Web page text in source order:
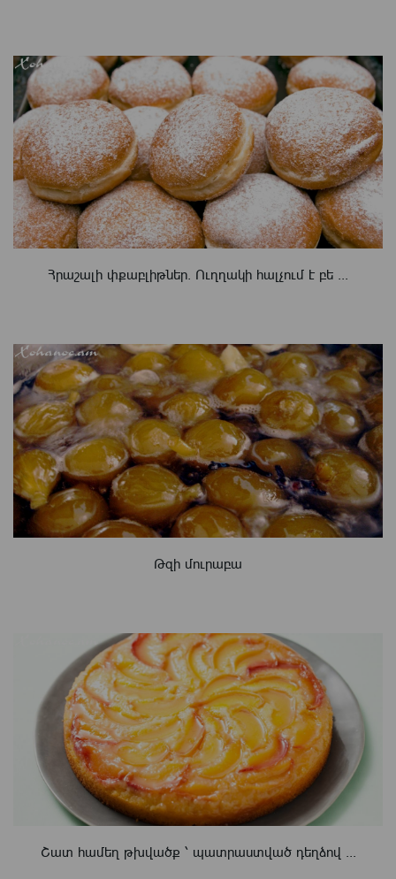
Հրաշալի փքաբլիթներ. Ուղղակի հալչում է բե ...
Թզի մուրաբա
Շատ համեղ թխվածք ՝ պատրաստված դեղձով ...